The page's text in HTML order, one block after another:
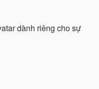
dành riêng cho sự